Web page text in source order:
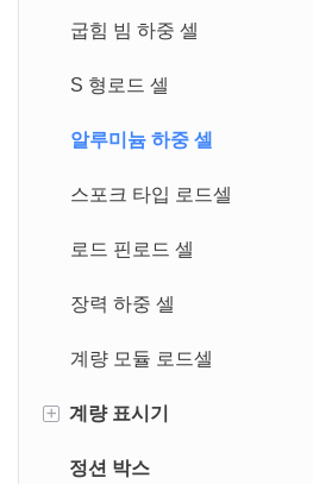
굽힘 빔 하중 셀
S 형로드 셀
알루미늄 하중 셀
스포크 타입 로드셀
로드 핀로드 셀
장력 하중 셀
계량 모듈 로드셀
+ 계량 표시기
플랫폼 스케일 표시기
정션 박스